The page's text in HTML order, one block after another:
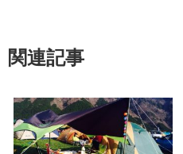
関連記事